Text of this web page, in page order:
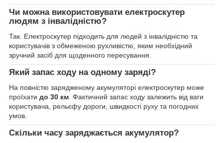
Чи можна використовувати електроскутер
людям з інвалідністю?
Так. Електроскутер підходить для людей з інвалідністю та
користувачів з обмеженою рухливістю, яким необхідний
зручний засіб для щоденного пересування.
Який запас ходу на одному заряді?
На повністю зарядженому акумуляторі електроскутер може
проїхати до 30 км . Фактичний запас ходу залежить від ваги
користувача, рельєфу дороги, швидкості руху та погодних
умов.
Скільки часу заряджається акумулятор?